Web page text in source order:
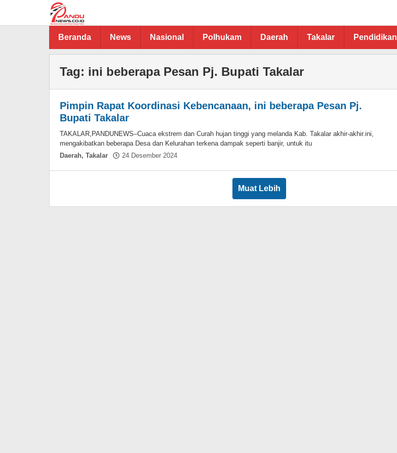
Beranda News Nasional Polhukam Daerah Takalar Pendidikan
Tag: ini beberapa Pesan Pj. Bupati Takalar
Pimpin Rapat Koordinasi Kebencanaan, ini beberapa Pesan Pj.
Bupati Takalar
TAKALAR,PANDUNEWS–Cuaca ekstrem dan Curah hujan tinggi yang melanda Kab. Takalar akhir-akhir.ini,
mengakibatkan beberapa Desa dan Kelurahan terkena dampak seperti banjir, untuk itu
Daerah, Takalar 24 Desember 2024
Muat Lebih